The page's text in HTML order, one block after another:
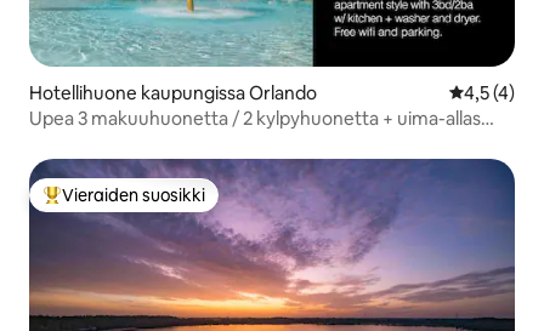
Hotellihuone kaupungissa Orlando
4,5 (4)
Upea 3 makuuhuonetta / 2 kylpyhuonetta + uima-allas
Vieraiden suosikkien parhaimmistoa
Vieraiden suosikki